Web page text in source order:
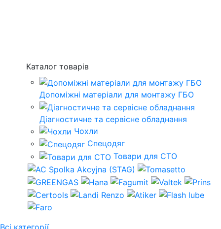
Каталог товарів
Допоміжні матеріали для монтажу ГБО
Діагностичне та сервісне обладнання
Чохли
Спецодяг
Товари для СТО